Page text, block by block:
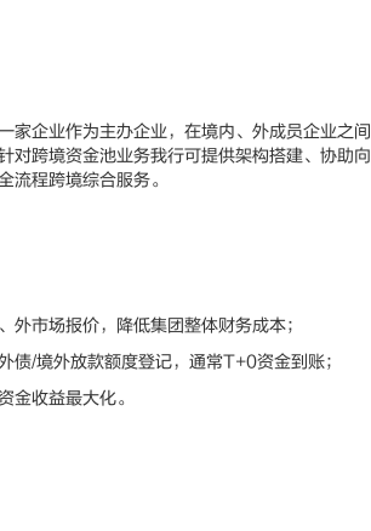
企业作为主办企业，在境内、外成员企业之间
对跨境资金池业务我行可提供架构搭建、协助向
流程跨境综合服务。
市场报价，降低集团整体财务成本；
/境外放款额度登记，通常T+0资金到账；
收益最大化。